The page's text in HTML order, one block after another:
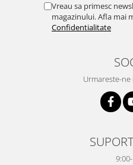
Vreau sa primesc
magazinului. Afla mai
Confidentialitate
Urmareste-